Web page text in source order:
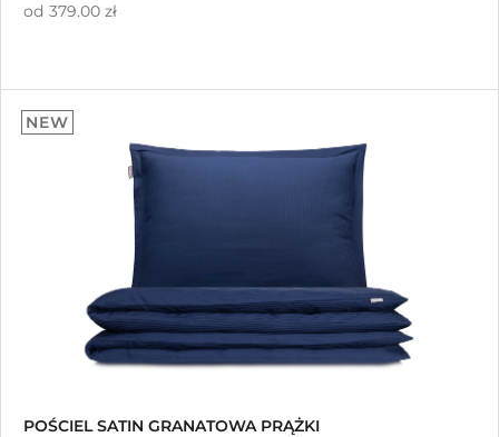
od 379.00 zł
NEW
POŚCIEL SATIN GRANATOWA PRĄŻKI